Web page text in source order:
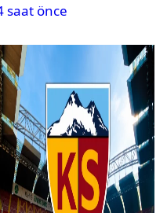
saat önce